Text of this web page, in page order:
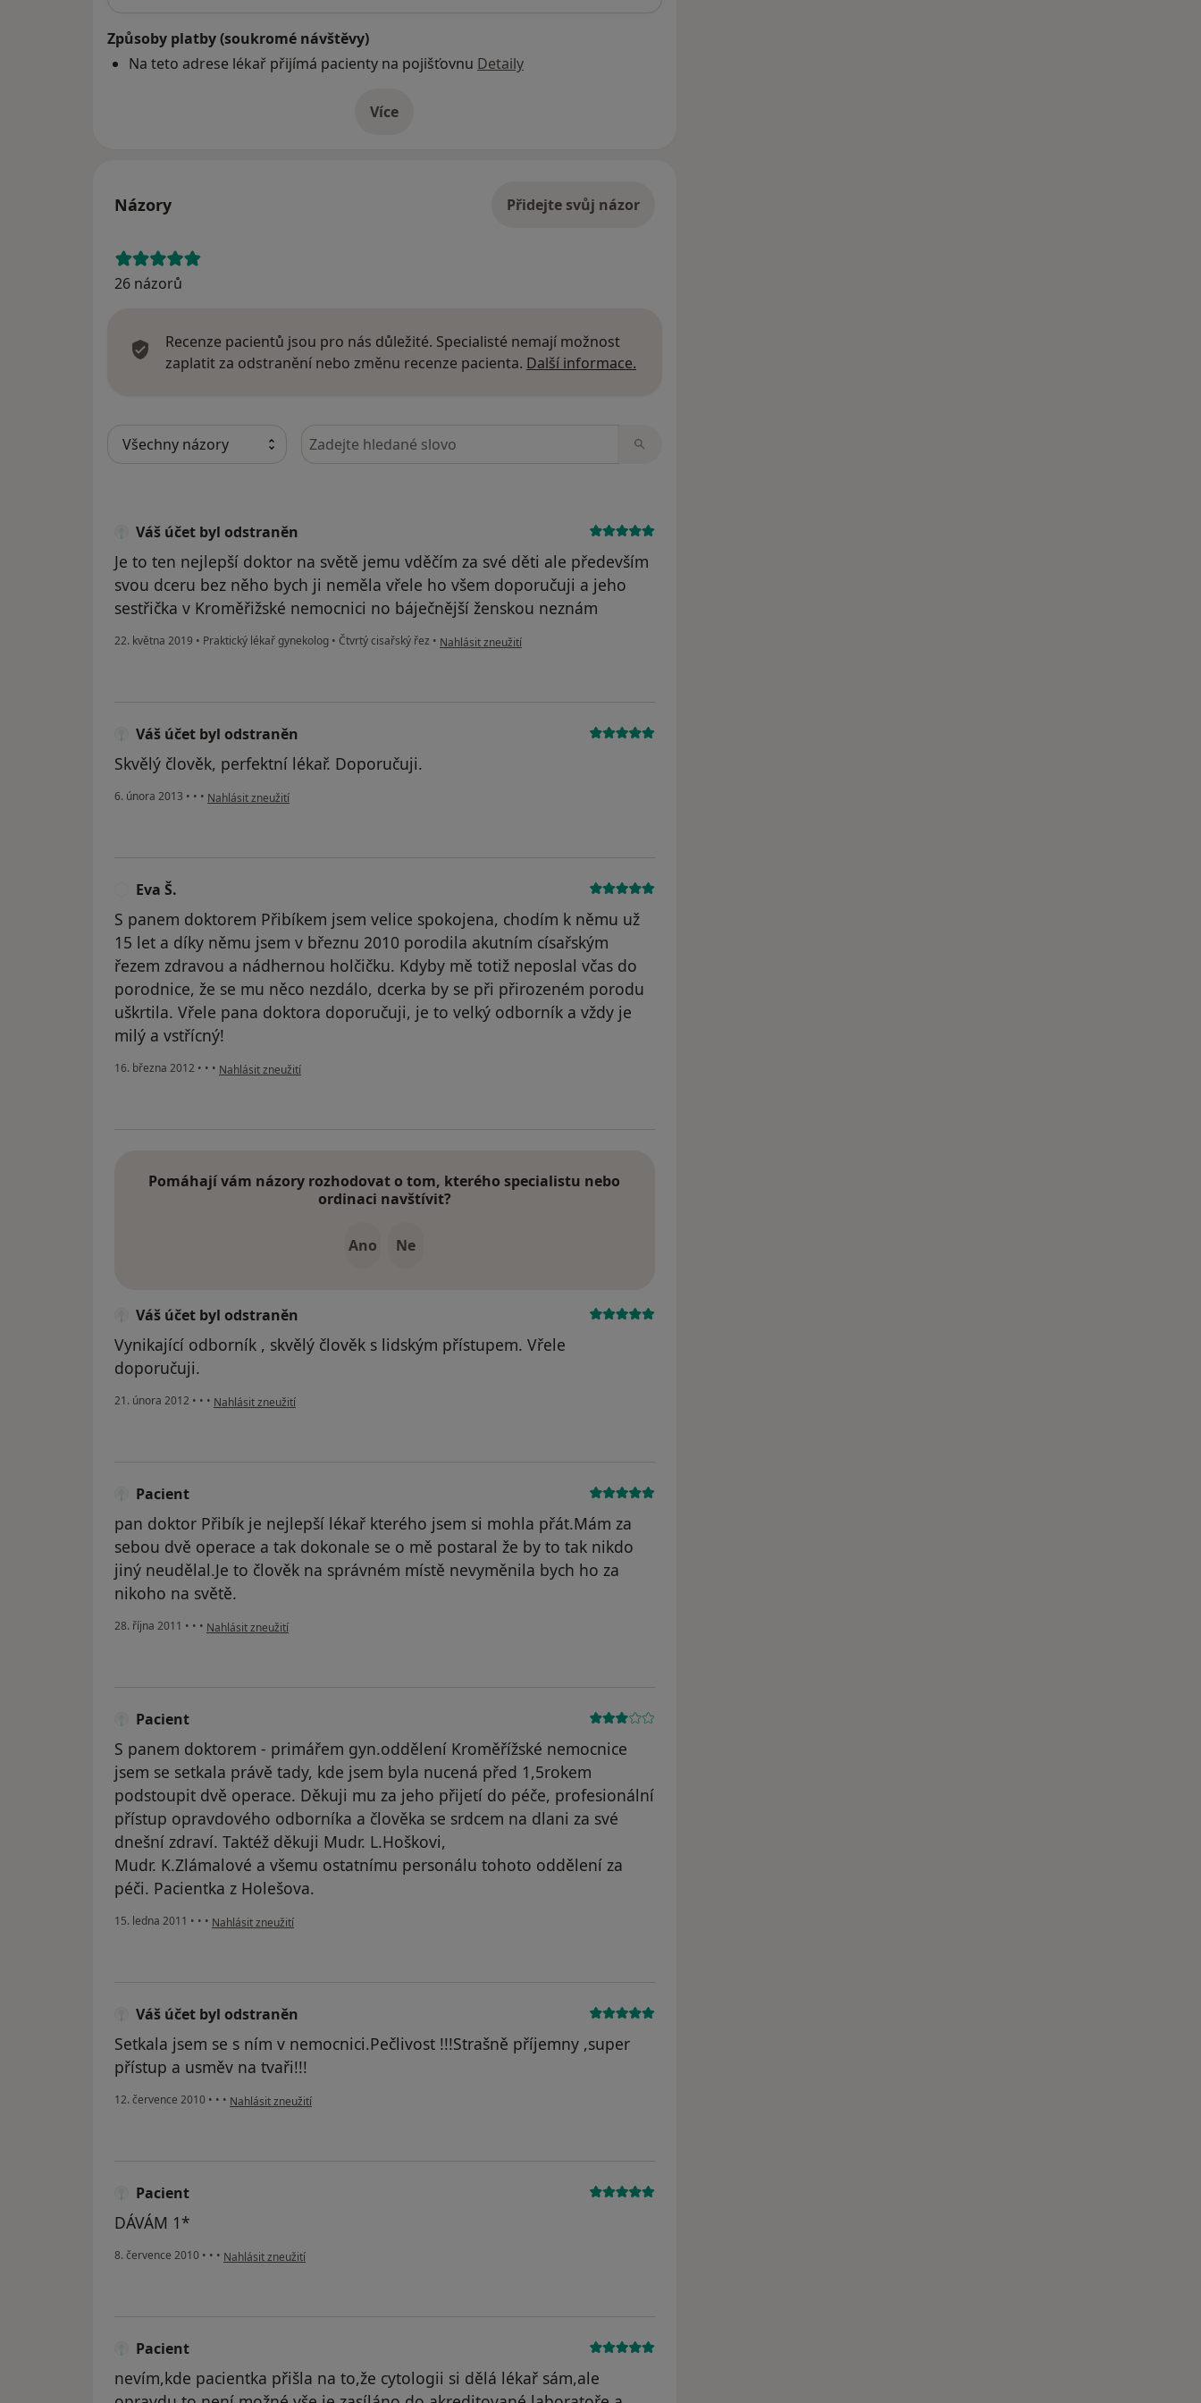
Způsoby platby (soukromé návštěvy)
Na teto adrese lékař přijímá pacienty na pojišťovnu Detaily
Víceo adrese
Názory Přidejte svůj názor
26 názorů
Recenze pacientů jsou pro nás důležité. Specialisté nemají možnost
zaplatit za odstranění nebo změnu recenze pacienta. Další informace.
Hledejte v názorech
Váš účet byl odstraněn
Je to ten nejlepší doktor na světě jemu vděčím za své děti ale především
svou dceru bez něho bych ji neměla vřele ho všem doporučuji a jeho
sestřička v Kroměřižské nemocnici no báječnější ženskou neznám
22. května 2019 • Praktický lékař gynekolog • Čtvrtý cisařský řez • podle názoru uživatele Váš účet byl odstraněn
Nahlásit zneužití
Váš účet byl odstraněn
Skvělý člověk, perfektní lékař. Doporučuji.
6. února 2013 • • • podle názoru uživatele Váš účet byl odstraněn
Nahlásit zneužití
Eva Š.
S panem doktorem Přibíkem jsem velice spokojena, chodím k němu už
15 let a díky němu jsem v březnu 2010 porodila akutním císařským
řezem zdravou a nádhernou holčičku. Kdyby mě totiž neposlal včas do
porodnice, že se mu něco nezdálo, dcerka by se při přirozeném porodu
uškrtila. Vřele pana doktora doporučuji, je to velký odborník a vždy je
milý a vstřícný!
16. března 2012 • • • podle názoru uživatele Eva Š.
Nahlásit zneužití
Pomáhají vám názory rozhodovat o tom, kterého specialistu nebo
ordinaci navštívit?
Ano Ne
Váš účet byl odstraněn
Vynikající odborník , skvělý člověk s lidským přístupem. Vřele
doporučuji.
21. února 2012 • • • podle názoru uživatele Váš účet byl odstraněn
Nahlásit zneužití
Pacient
pan doktor Přibík je nejlepší lékař kterého jsem si mohla přát.Mám za
sebou dvě operace a tak dokonale se o mě postaral že by to tak nikdo
jiný neudělal.Je to člověk na správném místě nevyměnila bych ho za
nikoho na světě.
28. října 2011 • • • podle názoru uživatele Pacient
Nahlásit zneužití
Pacient
S panem doktorem - primářem gyn.oddělení Kroměřížské nemocnice
jsem se setkala právě tady, kde jsem byla nucená před 1,5rokem
podstoupit dvě operace. Děkuji mu za jeho přijetí do péče, profesionální
přístup opravdového odborníka a člověka se srdcem na dlani za své
dnešní zdraví. Taktéž děkuji Mudr. L.Hoškovi,
Mudr. K.Zlámalové a všemu ostatnímu personálu tohoto oddělení za
péči. Pacientka z Holešova.
15. ledna 2011 • • • podle názoru uživatele Pacient
Nahlásit zneužití
Váš účet byl odstraněn
Setkala jsem se s ním v nemocnici.Pečlivost !!!Strašně příjemny ,super
přístup a usměv na tvaři!!!
12. července 2010 • • • podle názoru uživatele Váš účet byl odstraněn
Nahlásit zneužití
Pacient
DÁVÁM 1*
8. července 2010 • • • podle názoru uživatele Pacient
Nahlásit zneužití
Pacient
nevím,kde pacientka přišla na to,že cytologii si dělá lékař sám,ale